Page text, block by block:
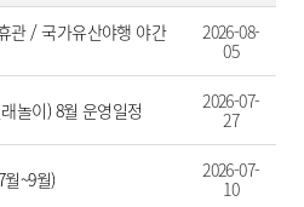
관 / 국가유산야행 야간
2026-08-
05
놀이) 8월 운영일정
2026-07-
27
~9월)
2026-07-
10